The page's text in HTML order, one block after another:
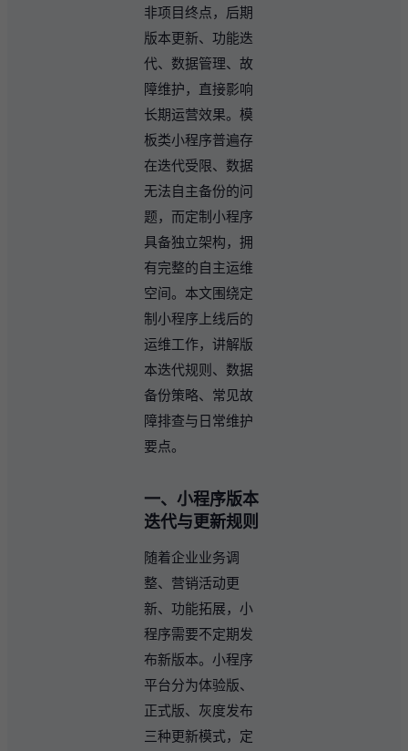
非项目终点，后期
版本更新、功能迭
代、数据管理、故
障维护，直接影响
长期运营效果。模
板类小程序普遍存
在迭代受限、数据
无法自主备份的问
题，而定制小程序
具备独立架构，拥
有完整的自主运维
空间。本文围绕定
制小程序上线后的
运维工作，讲解版
本迭代规则、数据
备份策略、常见故
障排查与日常维护
要点。
一、小程序版本
迭代与更新规则
随着企业业务调
整、营销活动更
新、功能拓展，小
程序需要不定期发
布新版本。小程序
平台分为体验版、
正式版、灰度发布
三种更新模式，定